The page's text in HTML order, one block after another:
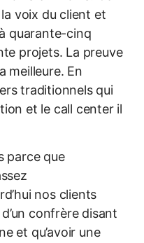
voix du client et
quarante-cinq
projets. La preuve
meilleure. En
traditionnels qui
et le call center il
parce que
nos clients
confrère disant
et qu’avoir une